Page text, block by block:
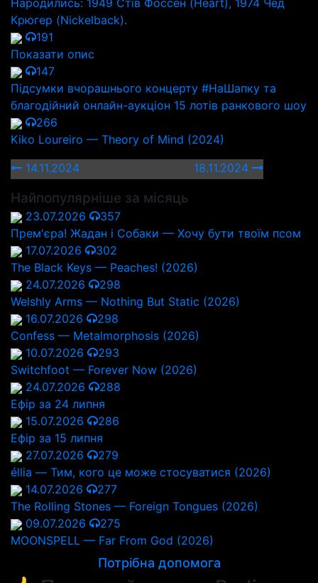
Народились: 1949 Стів Фоссен (Heart), 1974 Чед
Крюгер (Nickelback).
191
Показати опис
147
Підсумки вчорашнього концерту #НаШапку та
благодійний онлайн-аукціон 15 лотів ранкового шоу
266
Kiko Loureiro — Theory of Mind (2024)
14.11.2024
18.11.2024
Найпопулярніше за місяць
23.07.2026
357
Прем'єра! Жадан і Собаки — Хочу бути твоїм псом
17.07.2026
302
The Black Keys — Peaches! (2026)
24.07.2026
298
Welshly Arms — Nothing But Static (2026)
16.07.2026
298
Confess — Metalmorphosis (2026)
10.07.2026
293
Switchfoot — Forever Now (2026)
24.07.2026
288
Ефір за 24 липня
15.07.2026
286
Ефір за 15 липня
27.07.2026
279
éllia — Тим, кого це може стосуватися (2026)
14.07.2026
277
The Rolling Stones — Foreign Tongues (2026)
09.07.2026
275
MOONSPELL — Far From God (2026)
Потрібна допомога